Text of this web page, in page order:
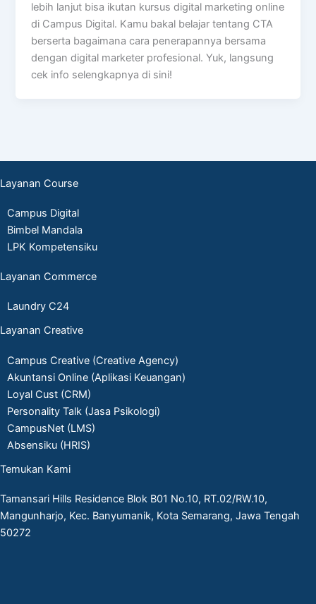
lebih lanjut bisa ikutan kursus digital marketing online
di Campus Digital. Kamu bakal belajar tentang CTA
berserta bagaimana cara penerapannya bersama
dengan digital marketer profesional. Yuk, langsung
cek info selengkapnya di sini!
Layanan Course
Campus Digital
Bimbel Mandala
LPK Kompetensiku
Layanan Commerce
Laundry C24
Layanan Creative
Campus Creative (Creative Agency)
Akuntansi Online (Aplikasi Keuangan)
Loyal Cust (CRM)
Personality Talk (Jasa Psikologi)
CampusNet (LMS)
Absensiku (HRIS)
Temukan Kami
Tamansari Hills Residence Blok B01 No.10, RT.02/RW.10,
Mangunharjo, Kec. Banyumanik, Kota Semarang, Jawa Tengah
50272